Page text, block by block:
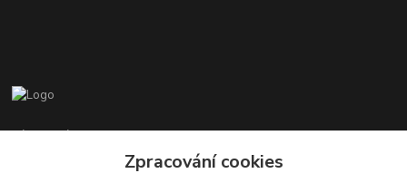
Zákaznická podpora EshopMB.cz
+420 606 622 002Zpracování cookies